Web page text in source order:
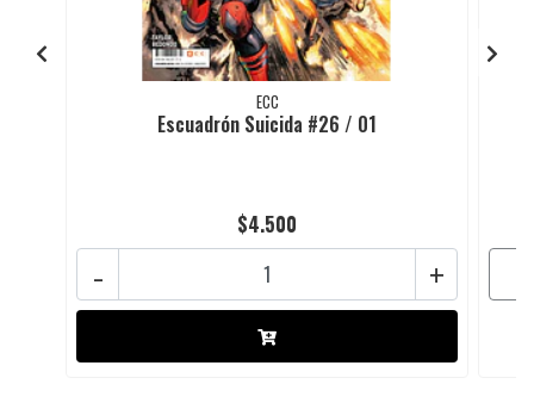
ECC
Escuadrón Suicida #26 / 01
$4.500
+
-